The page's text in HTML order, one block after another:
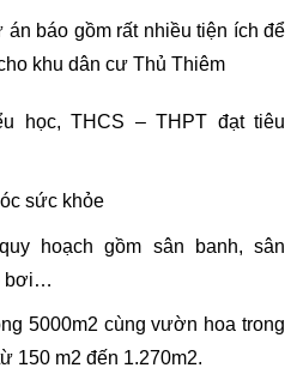
báo gồm rất nhiều tiện ích để
khu dân cư Thủ Thiêm
học, THCS – THPT đạt tiêu
sức khỏe
hoạch gồm sân banh, sân
bơi…
5000m2 cùng vườn hoa trong
150 m2 đến 1.270m2.